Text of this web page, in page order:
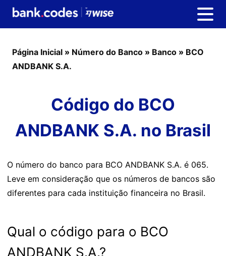
Página Inicial » Número do Banco » Banco » BCO
ANDBANK S.A.
Código do BCO
ANDBANK S.A. no Brasil
O número do banco para BCO ANDBANK S.A. é 065.
Leve em consideração que os números de bancos são
diferentes para cada instituição financeira no Brasil.
Qual o código para o BCO
ANDBANK S.A.?